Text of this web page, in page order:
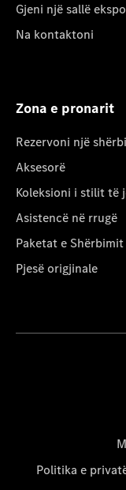
Gjeni një sallë
Na kontaktoni
Zona e pronarit
Rezervoni një
Aksesorë
Koleksioni i stilit të
Asistencë në rrugë
Paketat e Shërbimit
Pjesë origjinale
Politika e